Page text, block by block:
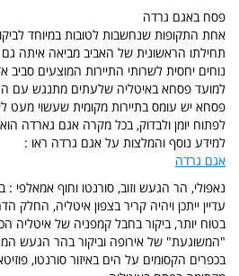
פסח באגם גרדה
אחת התקופות שנחשבות לטובות במיוחד
תחילתו הראשונית של האביב מביאה איתה גם
נוחים יחסית לשרותי התיירות המוצעים
למועד פסחא באיטליה שלעתים מתנגש עם
פסחא יש עומס בתיירות מקומית שעשוי מעט
לפתוח יומן ולבדוק, בכל מקרה אגם גארדה
למידע נוסף והמלצות על אגם גרדה ראו :
אגם גרדה
נאפולי, הר הגעש וזוב, סורנטו וחוף
עדיין ייתכן ויהיה קריר בצפון איטליה, החלק
בטוח יותר, ביקור בחבל קמפניה של איטליה
"המשוגעת" של אירופה וביקור בהר הגעש
בכפרים הקסומים על הים באיזור סורנטו,